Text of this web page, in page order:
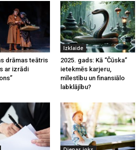
drāmas teātris
ar izrādi
Izklaide
2025. gads: Kā “Čūska”
ietekmēs karjeru,
mīlestību un finansiālo
labklājību?